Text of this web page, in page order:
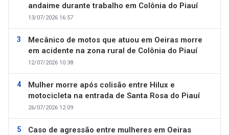
andaime durante trabalho em Colônia do Piauí
13/07/2026 16:57
Mecânico de motos que atuou em Oeiras morre
em acidente na zona rural de Colônia do Piauí
12/07/2026 10:38
Mulher morre após colisão entre Hilux e
motocicleta na entrada de Santa Rosa do Piauí
26/07/2026 12:09
Caso de agressão entre mulheres em Oeiras